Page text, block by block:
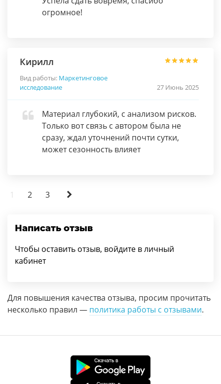
огромное!
Кирилл
Вид работы: Маркетинговое
исследование
27 Июнь 2025
Материал глубокий, с анализом рисков.
Только вот связь с автором была не
сразу, ждал уточнений почти сутки,
может сезонность влияет
1 2 3
Написать отзыв
Чтобы оставить отзыв, войдите в личный
кабинет
Для повышения качества отзыва, просим прочитать
несколько правил — политика работы с отзывами.